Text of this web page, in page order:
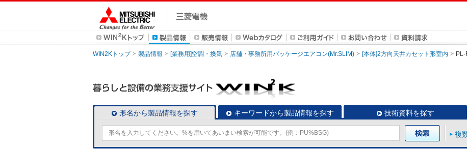
WIN2Kトップ 製品情報 [業務用]空調・換気 店舗・事務所用パッケージエアコン(Mr.SLIM) [本体]2方向天井カセット形室内
形名から製品情報を探す キーワードから製品情報を探す 技術資料を探す
複